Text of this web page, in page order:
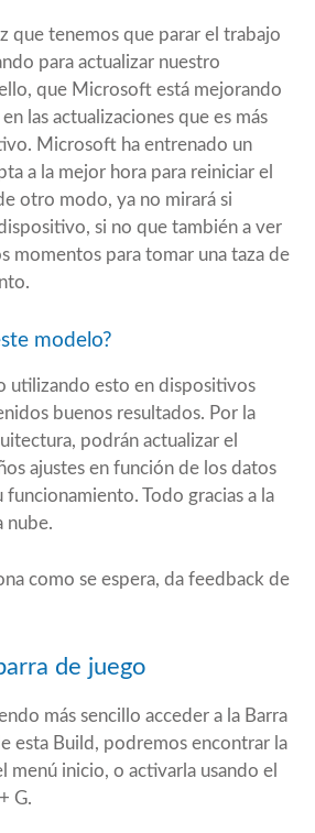
que tenemos que parar el trabajo
para actualizar nuestro
que Microsoft está mejorando
las actualizaciones que es más
Microsoft ha entrenado un
a la mejor hora para reiniciar el
otro modo, ya no mirará si
si no que también a ver
momentos para tomar una taza de
modelo?
utilizando esto en dispositivos
buenos resultados. Por la
podrán actualizar el
ajustes en función de los datos
Todo gracias a la
nube.
como se espera, da feedback de
de juego
más sencillo acceder a la Barra
esta Build, podremos encontrar la
menú inicio, o activarla usando el
G.